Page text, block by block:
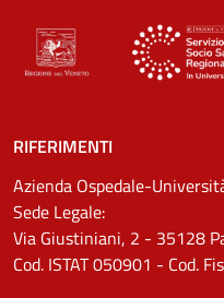
RIFERIMENTI
Azienda Ospedale-
Sede Legale:
Via Giustiniani, 2 - 35128
Cod. ISTAT 050901 - Cod.